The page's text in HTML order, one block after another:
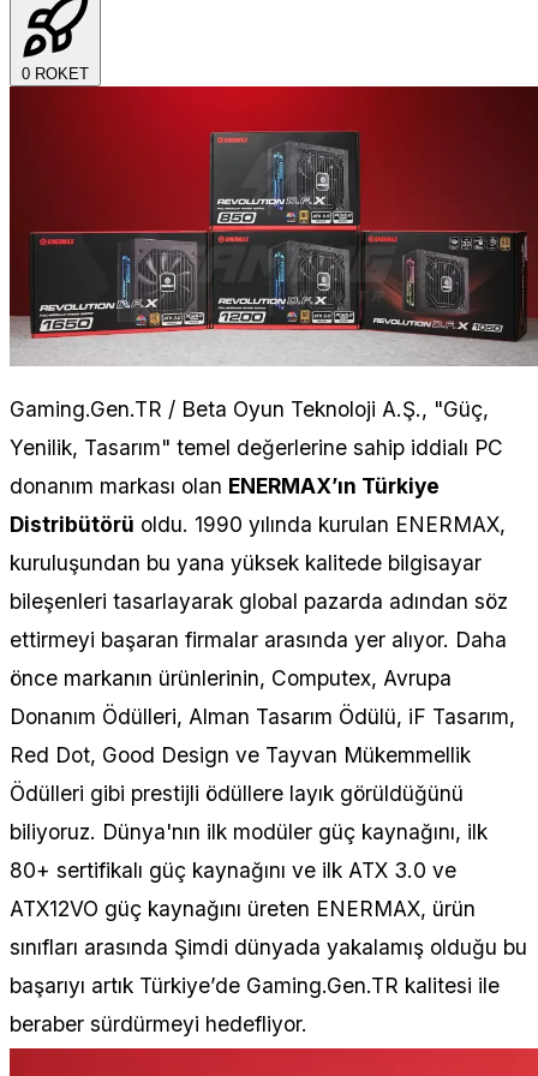
0 ROKET
Gaming.Gen.TR / Beta Oyun Teknoloji A.Ş., "Güç,
Yenilik, Tasarım" temel değerlerine sahip iddialı PC
donanım markası olan ENERMAX’ın Türkiye
Distribütörü oldu. 1990 yılında kurulan ENERMAX,
kuruluşundan bu yana yüksek kalitede bilgisayar
bileşenleri tasarlayarak global pazarda adından söz
ettirmeyi başaran firmalar arasında yer alıyor. Daha
önce markanın ürünlerinin, Computex, Avrupa
Donanım Ödülleri, Alman Tasarım Ödülü, iF Tasarım,
Red Dot, Good Design ve Tayvan Mükemmellik
Ödülleri gibi prestijli ödüllere layık görüldüğünü
biliyoruz. Dünya'nın ilk modüler güç kaynağını, ilk
80+ sertifikalı güç kaynağını ve ilk ATX 3.0 ve
ATX12VO güç kaynağını üreten ENERMAX, ürün
sınıfları arasında Şimdi dünyada yakalamış olduğu bu
başarıyı artık Türkiye’de Gaming.Gen.TR kalitesi ile
beraber sürdürmeyi hedefliyor.